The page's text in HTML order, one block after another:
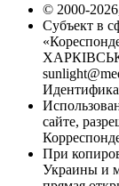
© 2000-
Субъект в
сайте,
При
Украины и